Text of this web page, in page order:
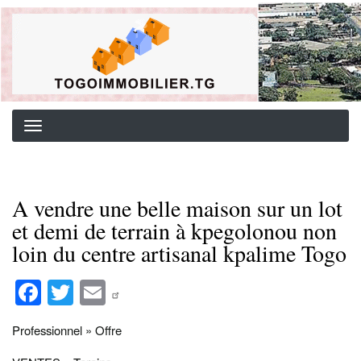
Aller
Background image for header
A vendre une belle maison sur un lot
et demi de terrain à kpegolonou non
loin du centre artisanal kpalime Togo
Fa
ce
bo
T
wi
tte
E
ail
Professionnel » Offre